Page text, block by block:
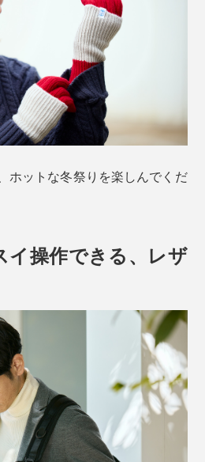
ホットな冬祭りを楽しんでくだ
イ操作できる、レザ